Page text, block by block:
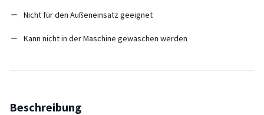
Nicht für den Außeneinsatz geeignet
Kann nicht in der Maschine gewaschen werden
Beschreibung